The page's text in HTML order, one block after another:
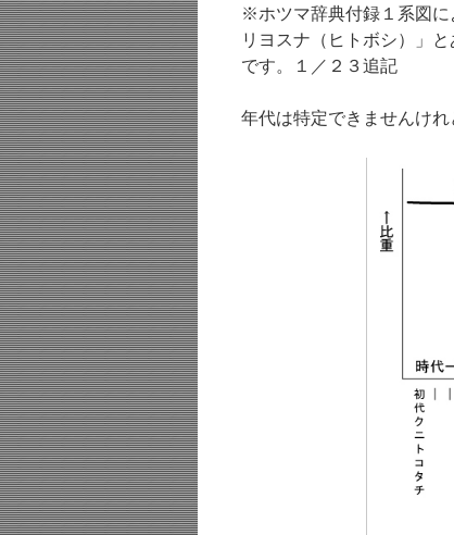
※ホツマ辞典付録１系図に
リヨスナ（ヒトボシ）」
です。１／２３追記
年代は特定できませんけ